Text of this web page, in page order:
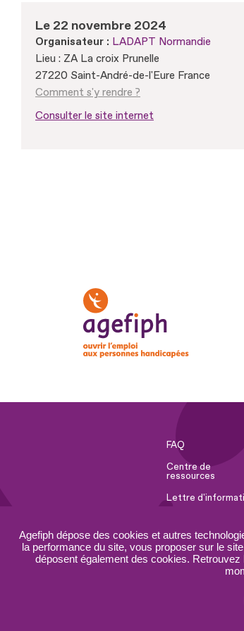
Agefiph dépose des cookies et autres
la performance du site, vous proposer sur le
déposent également des cookies.
Le 22 novembre 2024
Organisateur : LADAPT Normandie
Lieu : ZA La croix Prunelle
27220 Saint-André-de-l'Eure France
Comment s'y rendre ?
Consulter le site internet
FAQ
Centre de
ressources
Lettre
Accessibilité :
partiellement
conforme